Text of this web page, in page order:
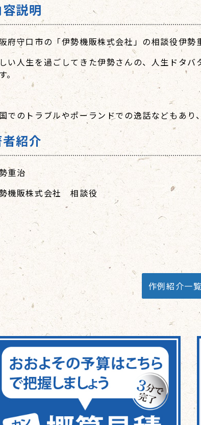
説明
府守口市の「伊勢機販株式会社」の相談役伊勢
い人生を過ごしてきた伊勢さんの、人生ドタ
。
でのトラブルやポーランドでの逸話などもあ
紹介
重治
機販株式会社 相談役
作例紹介一